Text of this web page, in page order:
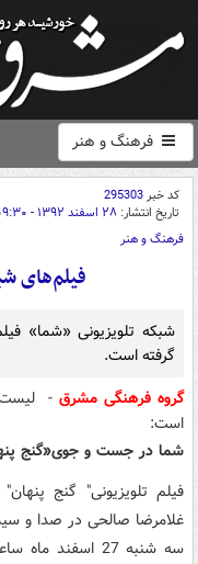
فرهنگ و هنر
کد خبر295303
تاریخ انتشار: ۲۸ اسفند ۱۳۹۲ - ۰۹:۳۰
فرهنگ و هنر
فیلم‌های
شبکه تلویزیونی «شما»
گرفته است.
گروه فرهنگی مشرق - لیست
است:
شما در جست و جوی«گنج
فیلم تلویزیونی" گنج
غلامرضا صالحی در صدا و